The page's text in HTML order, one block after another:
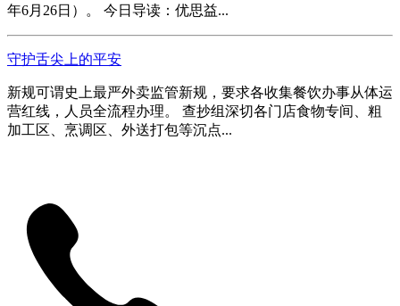
年6月26日）。 今日导读：优思益...
守护舌尖上的平安
新规可谓史上最严外卖监管新规，要求各收集餐饮办事从体运
营红线，人员全流程办理。 查抄组深切各门店食物专间、粗
加工区、烹调区、外送打包等沉点...